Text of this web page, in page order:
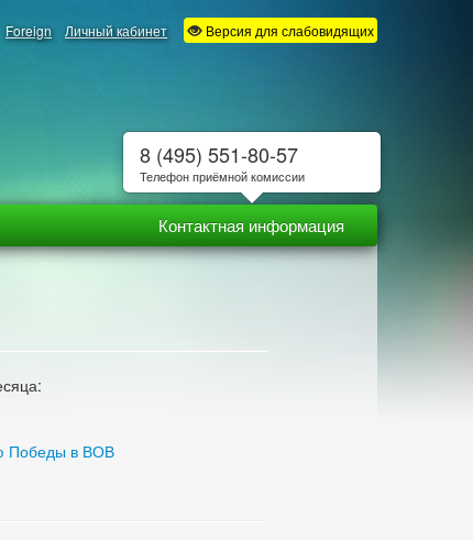
Foreign Личный кабинет Версия для слабовидящих
Контактная информация
Победы в ВОВ
8 (495) 551-80-57
Телефон приёмной комиссии